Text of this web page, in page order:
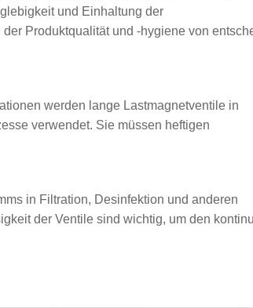
und Einhaltung der
Produktqualität und -hygiene von
werden lange Lastmagnetventile in
verwendet. Sie müssen heftigen
in Filtration, Desinfektion und anderen
der Ventile sind wichtig, um den